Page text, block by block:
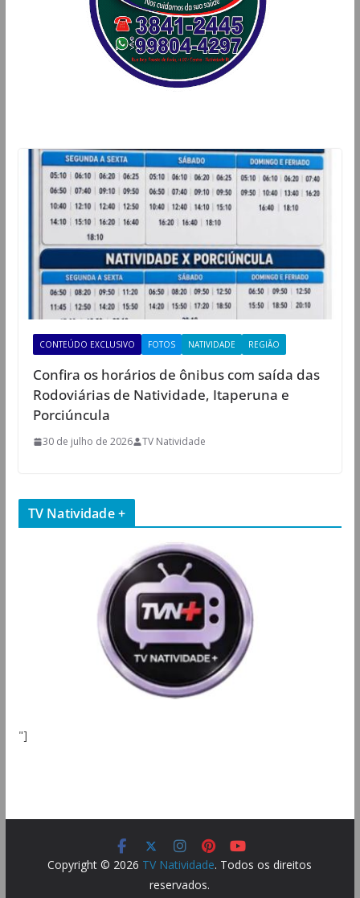
CONTEÚDO EXCLUSIVO FOTOS NATIVIDADE REGIÃO
Confira os horários de ônibus com saída das
Rodoviárias de Natividade, Itaperuna e
Porciúncula
30 de julho de 2026 TV Natividade
TV Natividade +
"]
Copyright © 2026 TV Natividade. Todos os direitos
reservados.